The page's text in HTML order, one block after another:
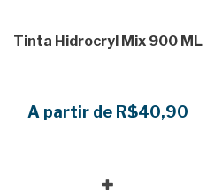
Tinta Hidrocryl Mix 900 ML
A partir de R$40,90